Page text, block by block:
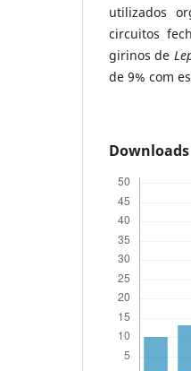
utilizados
circuitos
girinos de
de 9% com
Downloads